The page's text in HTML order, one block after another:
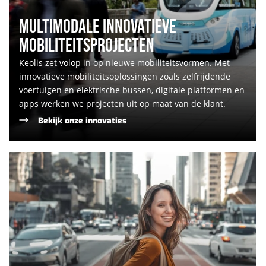
MULTIMODALE INNOVATIEVE
MOBILITEITSPROJECTEN
Keolis zet volop in op nieuwe mobiliteitsvormen. Met
innovatieve mobiliteitsoplossingen zoals zelfrijdende
voertuigen en elektrische bussen, digitale platformen en
apps werken we projecten uit op maat van de klant.
Bekijk onze innovaties
Ontdek
onze
georganiseerde
reizen